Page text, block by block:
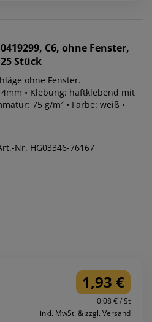
C6, ohne Fenster,
Stück
ohne Fenster.
• Klebung: haftklebend mit
75 g/m² • Farbe: weiß •
Nr. HG03346-76167
1,93 €
0.08 € / St
inkl. MwSt. & zzgl. Versand